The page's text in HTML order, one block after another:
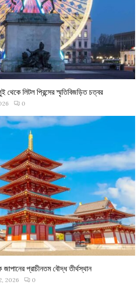
থেকে লিটল প্রিন্সের স্মৃতিবিজড়িত চত্বর
0
জাপানের প্রাচীনতম বৌদ্ধ তীর্থস্থান
2026 0